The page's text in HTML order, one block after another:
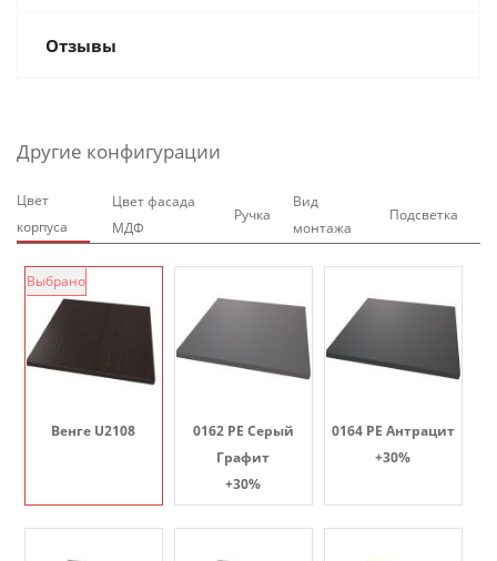
Отзывы
Другие конфигурации
Цвет
корпуса
Цвет фасада
МДФ
Ручка
Вид
монтажа
Подсветка
Венге U2108
Выбрано
0162 PE Серый
Графит
+30%
0164 PE Антрацит
+30%